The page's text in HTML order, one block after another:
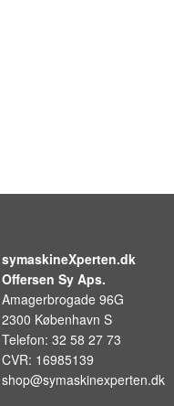
symaskineXperten.dk
Offersen Sy Aps.
Amagerbrogade 96G
2300 København S
Telefon: 32 58 27 73
CVR: 16985139
shop@symaskinexperten.dk